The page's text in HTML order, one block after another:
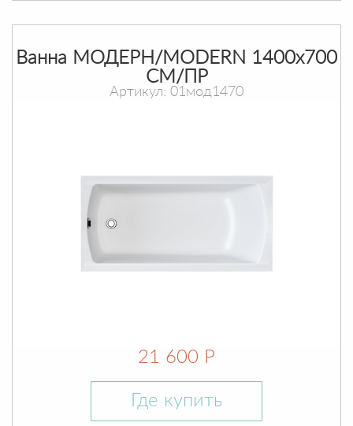
Ванна МОДЕРН/MODERN 1400х700
СМ/ПР
Артикул: 01мод1470
21 600 Р
Где купить